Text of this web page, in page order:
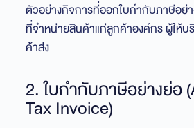
ตัวอย่างกิจการที่ออกใบกำกับภาษีอย่
ที่จำหน่ายสินค้าแก่ลูกค้าองค์กร ผู้ให้บ
ค้าส่ง
2. ใบกำกับภาษีอย่างย่อ
Tax Invoice)